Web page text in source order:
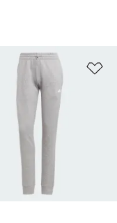
Liste de produits